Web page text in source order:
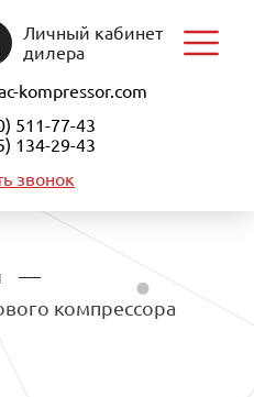
kompressor.com
511-77-43
134-29-43
звонок
Личный кабинет
дилера
компрессора